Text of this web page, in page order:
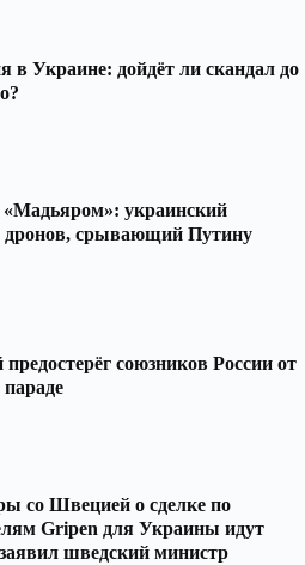
в Украине: дойдёт ли скандал до
«Мадьяром»: украинский
дронов, срывающий Путину
предостерёг союзников России от
со Швецией о сделке по
Gripen для Украины идут
шведский министр